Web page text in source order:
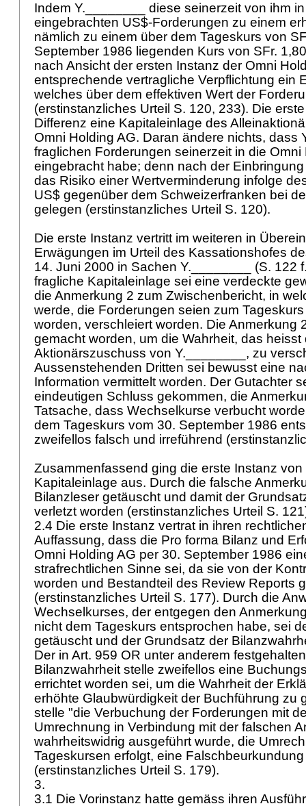
Indem Y.________ diese seinerzeit von ihm
eingebrachten US$-Forderungen zu einem
nämlich zu einem über dem Tageskurs von
September 1986 liegenden Kurs von SFr.
nach Ansicht der ersten Instanz der Omni
entsprechende vertragliche Verpflichtung ein
welches über dem effektiven Wert der
(erstinstanzliches Urteil S. 120, 233). Die
Differenz eine Kapitaleinlage des
Omni Holding AG. Daran ändere nichts, dass
fraglichen Forderungen seinerzeit in die Omni
eingebracht habe; denn nach der
das Risiko einer Wertverminderung infolge
US$ gegenüber dem Schweizerfranken bei
gelegen (erstinstanzliches Urteil S. 120).
Die erste Instanz vertritt im weiteren in
Erwägungen im Urteil des Kassationshofes
14. Juni 2000 in Sachen Y.________ (S. 122
fragliche Kapitaleinlage sei eine verdeckte
die Anmerkung 2 zum Zwischenbericht, in
werde, die Forderungen seien zum
worden, verschleiert worden. Die Anmerkung
gemacht worden, um die Wahrheit, das heisst
Aktionärszuschuss von Y.________, zu
Aussenstehenden Dritten sei bewusst eine
Information vermittelt worden. Der Gutachter
eindeutigen Schluss gekommen, die
Tatsache, dass Wechselkurse verbucht
dem Tageskurs vom 30. September 1986
zweifellos falsch und irreführend
Zusammenfassend ging die erste Instanz
Kapitaleinlage aus. Durch die falsche
Bilanzleser getäuscht und damit der
verletzt worden (erstinstanzliches Urteil S.
2.4 Die erste Instanz vertrat in ihren
Auffassung, dass die Pro forma Bilanz und
Omni Holding AG per 30. September 1986
strafrechtlichen Sinne sei, da sie von der
worden und Bestandteil des Review Reports
(erstinstanzliches Urteil S. 177). Durch die
Wechselkurses, der entgegen den
nicht dem Tageskurs entsprochen habe, sei
getäuscht und der Grundsatz der
Der in Art. 959 OR unter anderem
Bilanzwahrheit stelle zweifellos eine
errichtet worden sei, um die Wahrheit der
erhöhte Glaubwürdigkeit der Buchführung zu
stelle "die Verbuchung der Forderungen mit
Umrechnung in Verbindung mit der falschen
wahrheitswidrig ausgeführt wurde, die
Tageskursen erfolgt, eine
(erstinstanzliches Urteil S. 179).
3.
3.1 Die Vorinstanz hatte gemäss ihren